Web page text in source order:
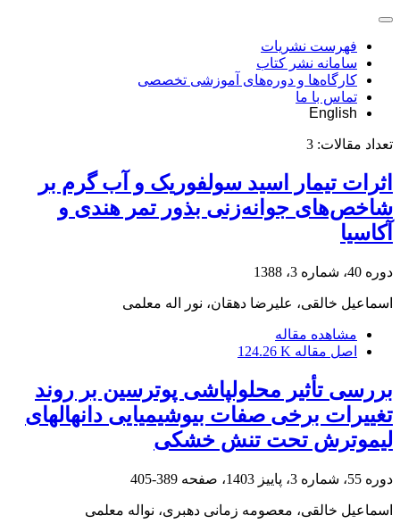
فهرست نشریات
سامانه نشر کتاب
کارگاه‌ها و دوره‌های آموزشی تخصصی
تماس با ما
English
تعداد مقالات: 3
اثرات تیمار اسید سولفوریک و آب گرم بر
شاخص‌های جوانه‌زنی بذور تمر هندی و
آکاسیا
دوره 40، شماره 3، 1388
اسماعیل خالقی، علیرضا دهقان، نور اله معلمی
مشاهده مقاله
اصل مقاله 124.26 K
بررسی تأثیر محلولپاشی پوترسین بر روند
تغییرات برخی صفات بیوشیمیایی دانهالهای
لیموترش تحت تنش خشکی
دوره 55، شماره 3، پاییز 1403، صفحه 389-405
اسماعیل خالقی، معصومه زمانی دهبری، نواله معلمی